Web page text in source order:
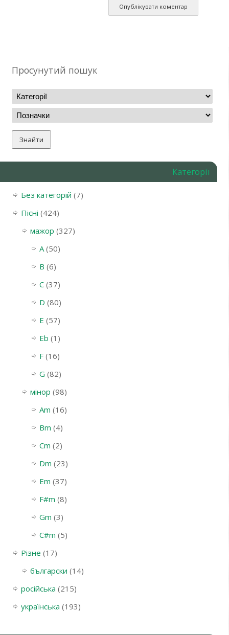
Просунутий пошук
Категорії
Без категорій (7)
Пісні (424)
мажор (327)
A(50)
B (6)
C(37)
D (80)
E (57)
Eb (1)
F(16)
G (82)
мінор (98)
Am (16)
Bm (4)
Cm (2)
Dm (23)
Em (37)
F#m (8)
Gm (3)
С#m (5)
Різне (17)
български (14)
російська (215)
українська (193)